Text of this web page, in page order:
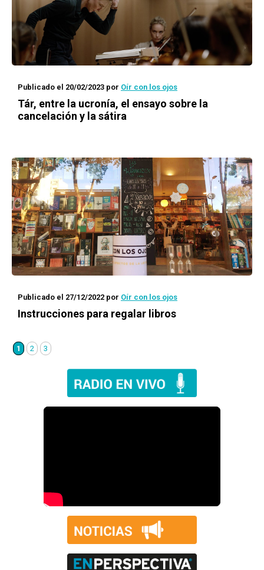
Publicado el 20/02/2023 por Oír con los ojos
Tár, entre la ucronía, el ensayo sobre la
cancelación y la sátira
Publicado el 27/12/2022 por Oír con los ojos
Instrucciones para regalar libros
1 2 3